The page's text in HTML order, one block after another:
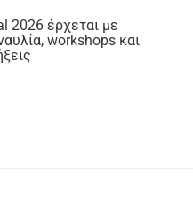
2026 έρχεται με
workshops και